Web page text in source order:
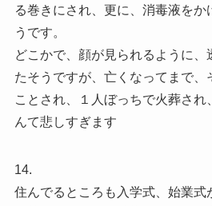
る巻きにされ、更に、消毒液をか
うです。
どこかで、顔が見られるように
たそうですが、亡くなってまで、
ことされ、１人ぼっちで火葬され
んて悲しすぎます️
14.
住んでるところも入学式、始業式